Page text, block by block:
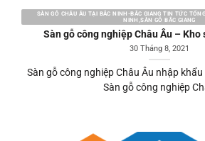
SÀN GỖ CHÂU ÂU TẠI BẮC NINH-BẮC GIANG TIN TỨC
NINH,SÀN GỖ BẮC GIANG
Sàn gỗ công nghiệp Châu Âu – Kho
30 Tháng 8, 2021
Sàn gỗ công nghiệp Châu Âu nhập
Sàn gỗ công nghiệp